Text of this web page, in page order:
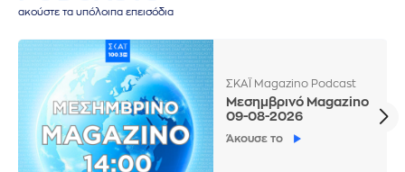
ακούστε τα υπόλοιπα επεισόδια
ΣΚΑΪ Magazino Podcast
Μεσημβρινό Magazino
09-08-2026
Άκουσε το